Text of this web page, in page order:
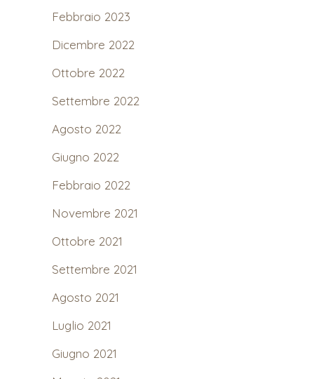
Febbraio 2023
Dicembre 2022
Ottobre 2022
Settembre 2022
Agosto 2022
Giugno 2022
Febbraio 2022
Novembre 2021
Ottobre 2021
Settembre 2021
Agosto 2021
Luglio 2021
Giugno 2021